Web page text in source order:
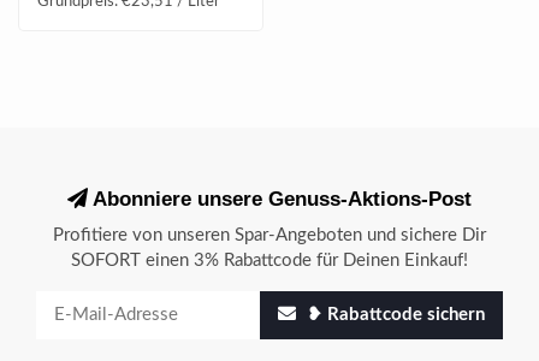
Abonniere unsere Genuss-Aktions-Post
Profitiere von unseren Spar-Angeboten und sichere Dir
SOFORT einen 3% Rabattcode für Deinen Einkauf!
❥ Rabattcode sichern